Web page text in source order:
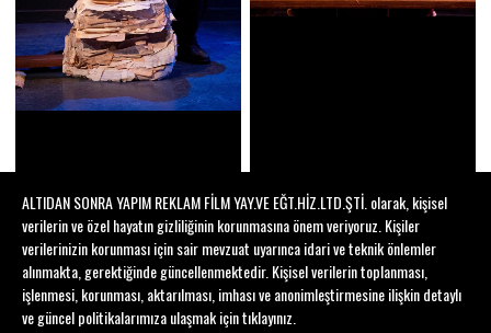
ALTIDAN SONRA YAPIM REKLAM FİLM YAY.VE EĞT.HİZ.LTD.ŞTİ. olarak, kişisel
verilerin ve özel hayatın gizliliğinin korunmasına önem veriyoruz. Kişiler
verilerinizin korunması için sair mevzuat uyarınca idari ve teknik önlemler
alınmakta, gerektiğinde güncellenmektedir. Kişisel verilerin toplanması,
işlenmesi, korunması, aktarılması, imhası ve anonimleştirmesine ilişkin detaylı
ve güncel politikalarımıza ulaşmak içintıklayınız